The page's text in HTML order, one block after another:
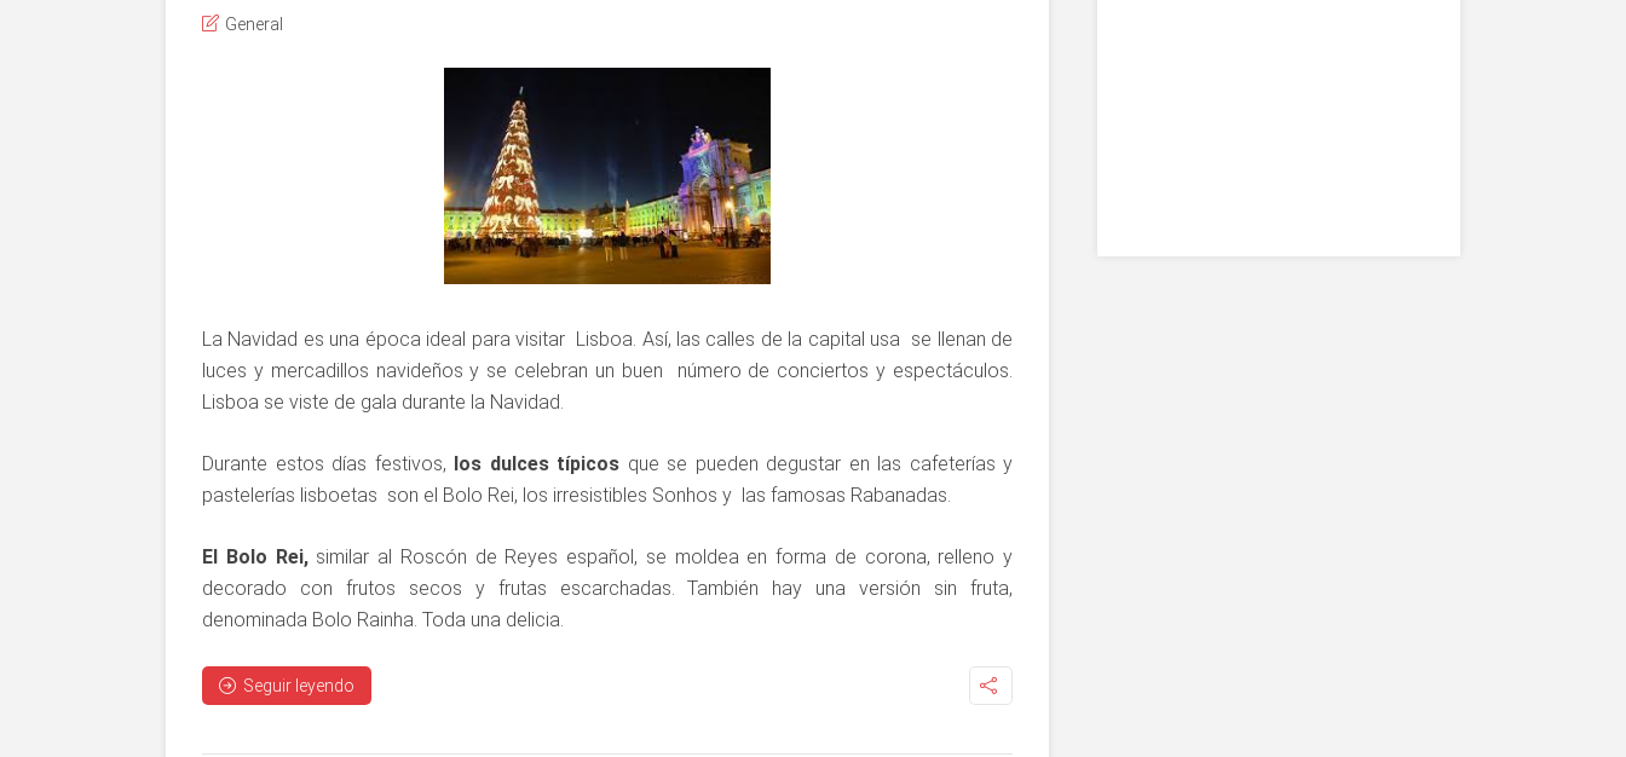
General
La Navidad es una época ideal para visitar Lisboa. Así, las calles de la capital usa se llenan de
luces y mercadillos navideños y se celebran un buen número de conciertos y espectáculos.
Lisboa se viste de gala durante la Navidad.
Durante estos días festivos, los dulces típicos que se pueden degustar en las cafeterías y
pastelerías lisboetas son el Bolo Rei, los irresistibles Sonhos y las famosas Rabanadas.
El Bolo Rei,similar al Roscón de Reyes español, se moldea en forma de corona, relleno y
decorado con frutos secos y frutas escarchadas. También hay una versión sin fruta,
denominada Bolo Rainha. Toda una delicia.
Seguir leyendo